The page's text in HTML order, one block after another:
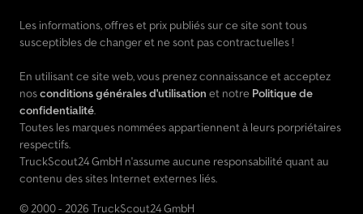
Les informations, offres et prix publiés sur ce site sont tous
susceptibles de changer et ne sont pas contractuelles !
En utilisant ce site web, vous prenez connaissance et acceptez
nosconditions générales d'utilisation et notre Politique de
confidentialité.
Toutes les marques nommées appartiennent à leurs porpriétaires
respectifs.
TruckScout24 GmbH n'assume aucune responsabilité quant au
contenu des sites Internet externes liés.
© 2000 - 2026 TruckScout24 GmbH